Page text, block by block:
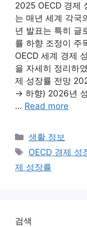
2025 OECD 경제
는 매년 세계 각국
년 발표는 특히 글
률 하향 조정이 주
OECD 세계 경제
을 자세히 정리하
제 성장률 전망
→ 하향) 2026년
… Read more
Categories
생활 정보
Tags
OECD 경제 성
제 성장률
검색